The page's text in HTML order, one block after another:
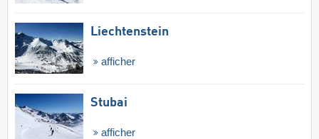
Liechtenstein
afficher
Stubai
afficher